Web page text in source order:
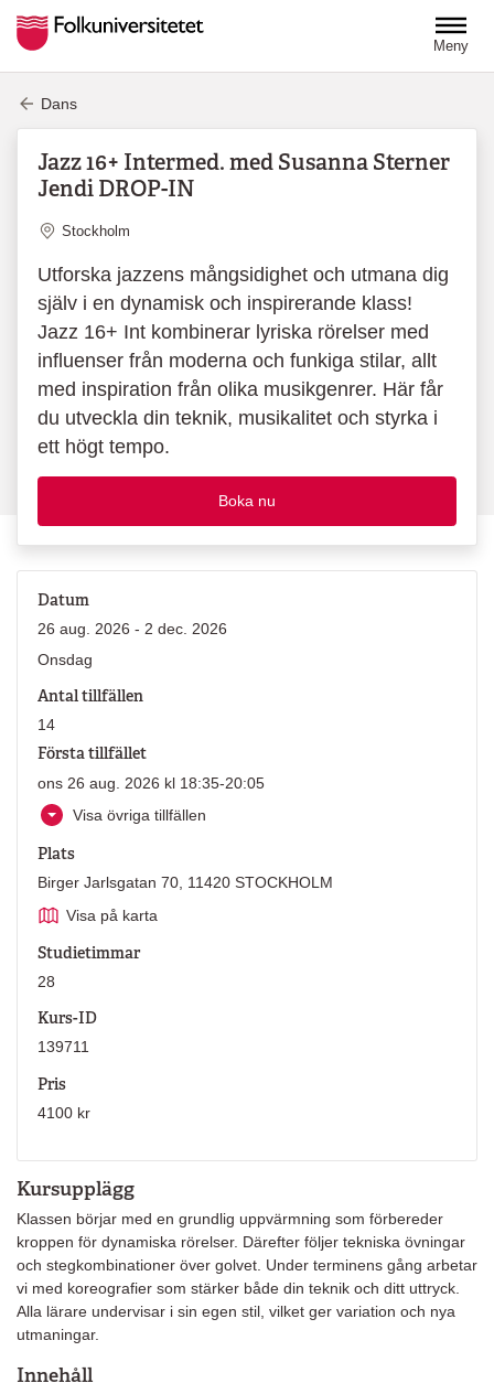
Meny
Dans
Jazz 16+ Intermed. med Susanna Sterner
Jendi DROP-IN
Plats
Stockholm
Utforska jazzens mångsidighet och utmana dig
själv i en dynamisk och inspirerande klass!
Jazz 16+ Int kombinerar lyriska rörelser med
influenser från moderna och funkiga stilar, allt
med inspiration från olika musikgenrer. Här får
du utveckla din teknik, musikalitet och styrka i
ett högt tempo.
Boka nu
Kursupplägg
Klassen börjar med en grundlig uppvärmning som förbereder
kroppen för dynamiska rörelser. Därefter följer tekniska övningar
och stegkombinationer över golvet. Under terminens gång arbetar
vi med koreografier som stärker både din teknik och ditt uttryck.
Alla lärare undervisar i sin egen stil, vilket ger variation och nya
utmaningar.
Innehåll
Datum
26 aug. 2026 - 2 dec. 2026
Onsdag
Antal tillfällen
14
Första tillfället
ons 26 aug. 2026 kl 18:35-20:05
Visa övriga tillfällen
Plats
Birger Jarlsgatan 70, 11420 STOCKHOLM
Visa på karta
Studietimmar
28
Kurs-ID
139711
Pris
4100 kr